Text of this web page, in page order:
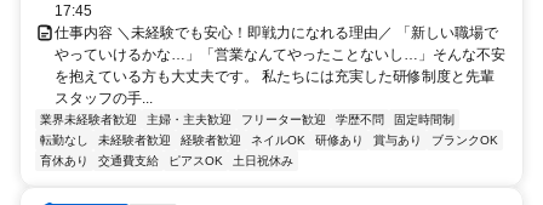
17:45
仕事内容 ＼未経験でも安心！即戦力になれる理由／ 「新しい職場で
やっていけるかな…」「営業なんてやったことないし…」そんな不安
を抱えている方も大丈夫です。 私たちには充実した研修制度と先輩
スタッフの手...
業界未経験者歓迎 主婦・主夫歓迎 フリーター歓迎 学歴不問
固定時間制
転勤なし
未経験者歓迎 経験者歓迎 ネイルOK 研修あり 賞与あり
ブランクOK
育休あり
交通費支給 ピアスOK 土日祝休み